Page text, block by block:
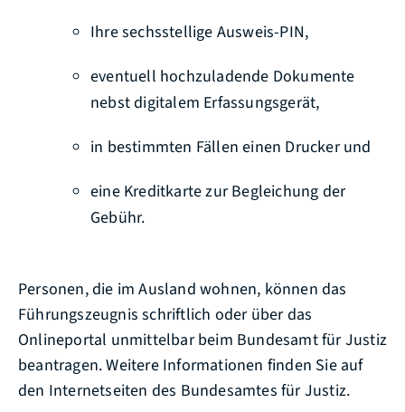
Ihre sechsstellige Ausweis-PIN,
eventuell hochzuladende Dokumente
nebst digitalem Erfassungsgerät,
in bestimmten Fällen einen Drucker und
eine Kreditkarte zur Begleichung der
Gebühr.
Personen, die im Ausland wohnen, können das
Führungszeugnis schriftlich oder über das
Onlineportal unmittelbar beim Bundesamt für Justiz
beantragen. Weitere Informationen finden Sie auf
den Internetseiten des Bundesamtes für Justiz.